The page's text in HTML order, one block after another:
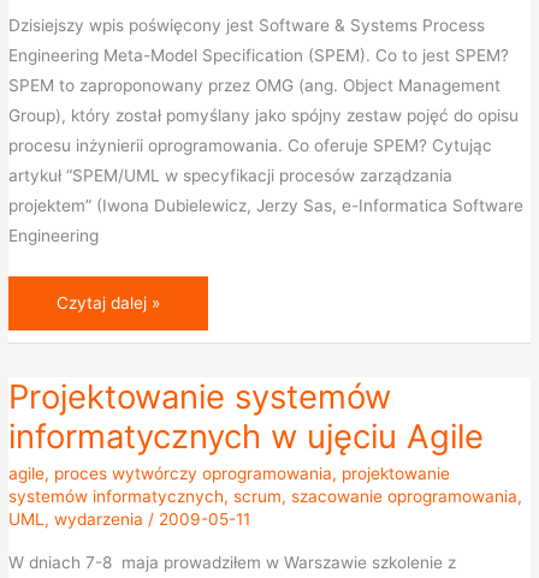
Dzisiejszy wpis poświęcony jest Software & Systems Process
Engineering Meta-Model Specification (SPEM). Co to jest SPEM?
SPEM to zaproponowany przez OMG (ang. Object Management
Group), który został pomyślany jako spójny zestaw pojęć do opisu
procesu inżynierii oprogramowania. Co oferuje SPEM? Cytując
artykuł “SPEM/UML w specyfikacji procesów zarządzania
projektem” (Iwona Dubielewicz, Jerzy Sas, e-Informatica Software
Engineering
w
Enterprise
Architect
Czytaj dalej »
Projektowanie systemów
informatycznych w ujęciu Agile
agile, proces wytwórczy oprogramowania, projektowanie
systemów informatycznych,scrum,szacowanie oprogramowania,
UML,wydarzenia / 2009-05-11
W dniach 7-8 maja prowadziłem w Warszawie szkolenie z
Projektowanie
systemów
informatycznych
w
ujęciu